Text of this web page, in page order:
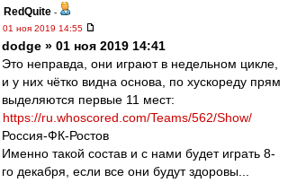
RedQuite -
01 ноя 2019 14:55
dodge » 01 ноя 2019 14:41
Это неправда, они играют в недельном цикле,
и у них чётко видна основа, по хускореду прям
выделяются первые 11 мест:
https://ru.whoscored.com/Teams/562/Show/
Россия-ФК-Ростов
Именно такой состав и с нами будет играть 8-
го декабря, если все они будут здоровы...